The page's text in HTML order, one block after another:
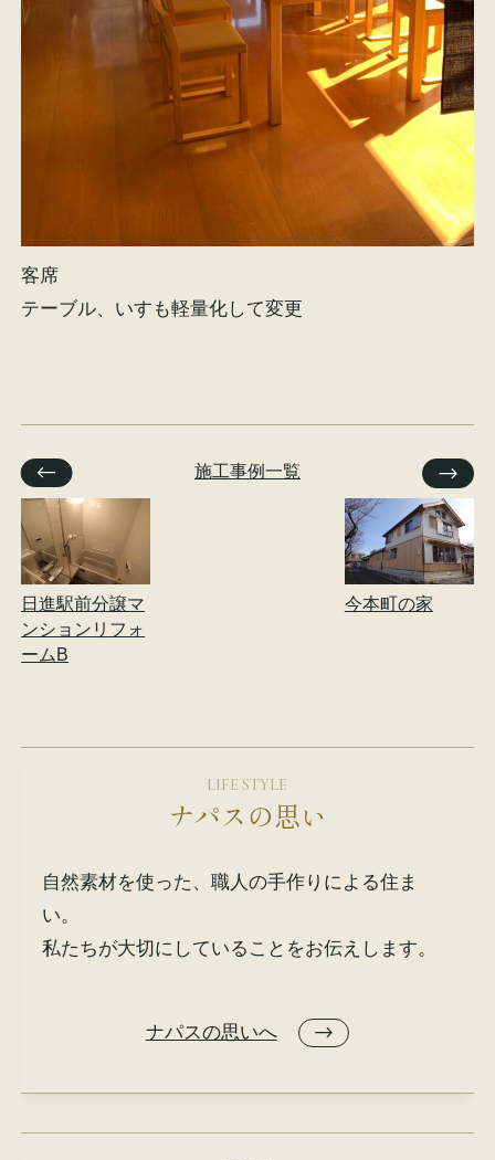
客席
テーブル、いすも軽量化して変更
日進駅前分譲マ
ンションリフォ
ームB
施工事例一覧
今本町の家
LIFE STYLE
ナパスの思い
自然素材を使った、職人の手作りによる住ま
い。
私たちが大切にしていることをお伝えします。
ナパスの思いへ